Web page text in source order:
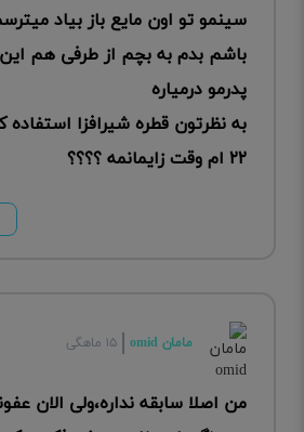
سینمو تو اون مایع باز بیاد
باشم بدم به بچم از طرفی هم
پدرمو درمیاره
به نظرتون قطره شیرافزا
۲۲ ام وقت زایمانمه ؟؟؟؟
مامان omid ۱۵ ماهگی
من اصلا سابقه نداره،ولی الان